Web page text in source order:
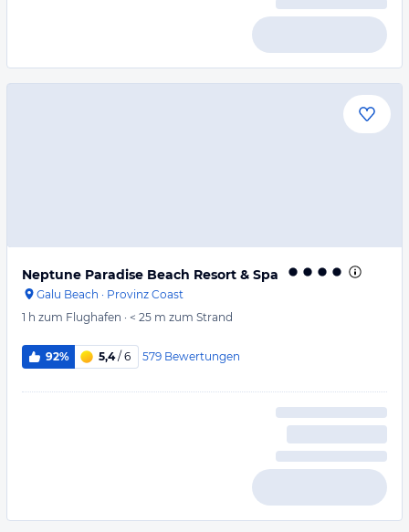
Neptune Paradise Beach Resort & Spa
Galu Beach · Provinz Coast
1 h zum Flughafen · < 25 m zum Strand
92% 5,4/ 6 579 Bewertungen